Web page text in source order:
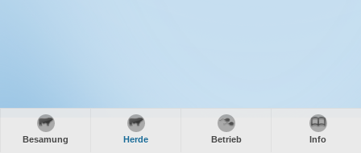
Besamung Herde Betrieb Info